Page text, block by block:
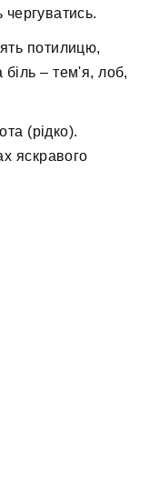
потилицю,
біль – тем'я, лоб,
(рідко).
яскравого